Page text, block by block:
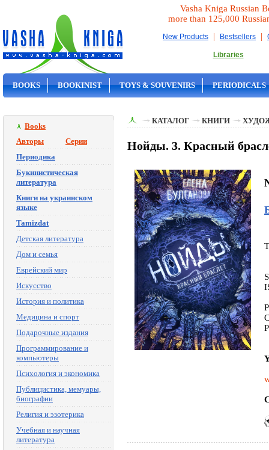
Vasha Kniga Russian
more than 125,000
New Products | Bestsellers |
Libraries
BOOKS BOOKINIST TOYS & SOUVENIRS PERIODICALS
Books
Авторы
Серии
Периодика
Букинистическая
литература
Книги на украинском
языке
Tamizdat
Детская литература
Дом и семья
Еврейский мир
Искусство
История и политика
Медицина и спорт
Подарочные издания
Программирование и
компьютеры
Психология и экономика
Публицистика, мемуары,
биографии
Религия и эзотерика
Учебная и научная
литература
КАТАЛОГ КНИГИ
Нойды. 3. Красный